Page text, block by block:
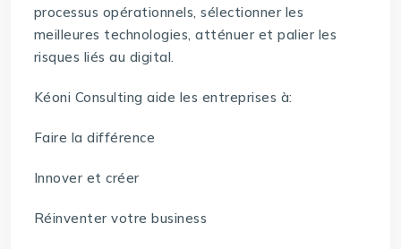
processus opérationnels, sélectionner les
meilleures technologies, atténuer et palier les
risques liés au digital.
Kéoni Consulting aide les entreprises à:
Faire la différence
Innover et créer
Réinventer votre business